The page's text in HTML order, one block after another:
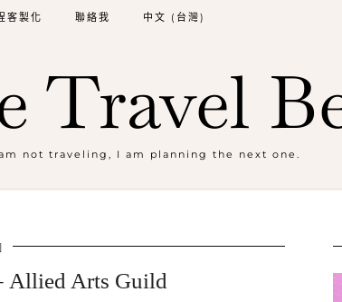
Travel
not traveling, I am planning the next one.
客製化 聯絡我 中文 (台灣)
Arts Guild